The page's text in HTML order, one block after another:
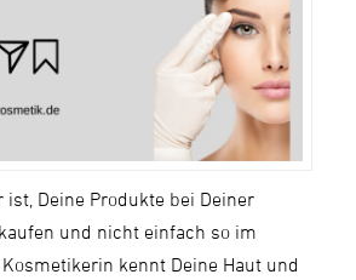
ist, Deine Produkte bei Deiner
und nicht einfach so im
kennt Deine Haut und